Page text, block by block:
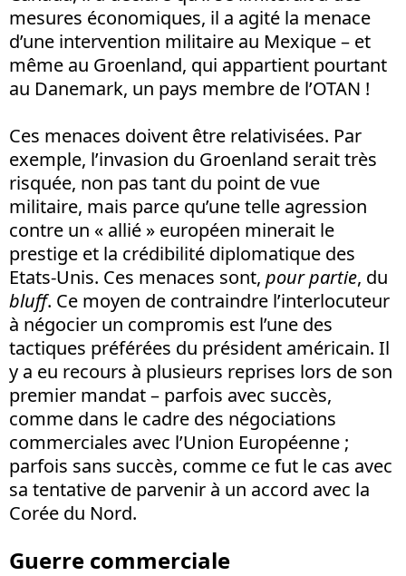
mesures économiques, il a agité la menace
d’une intervention militaire au Mexique – et
même au Groenland, qui appartient pourtant
au Danemark, un pays membre de l’OTAN !
Ces menaces doivent être relativisées. Par
exemple, l’invasion du Groenland serait très
risquée, non pas tant du point de vue
militaire, mais parce qu’une telle agression
contre un « allié » européen minerait le
prestige et la crédibilité diplomatique des
Etats-Unis. Ces menaces sont, pour partie, du
bluff. Ce moyen de contraindre l’interlocuteur
à négocier un compromis est l’une des
tactiques préférées du président américain. Il
y a eu recours à plusieurs reprises lors de son
premier mandat – parfois avec succès,
comme dans le cadre des négociations
commerciales avec l’Union Européenne ;
parfois sans succès, comme ce fut le cas avec
sa tentative de parvenir à un accord avec la
Corée du Nord.
Guerre commerciale